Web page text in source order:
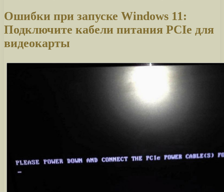
Ошибки при запуске Windows 11:
Подключите кабели питания PCIe для
видеокарты